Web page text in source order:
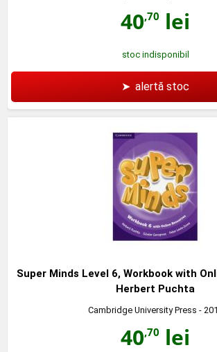
40,70 lei
stoc indisponibil
➤ alertă stoc
Super Minds Level 6, Workbook with
Herbert Puchta
Cambridge University Press -
40,70 lei